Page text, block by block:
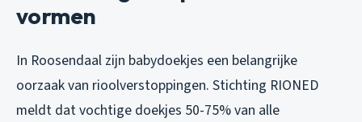
vormen
In Roosendaal zijn babydoekjes een belangrijke
oorzaak van rioolverstoppingen. Stichting RIONED
meldt dat vochtige doekjes 50-75% van alle